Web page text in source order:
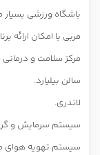
باشگاه ورزشی
مربی با امکان ارائه
مرکز سلامت و
سالن بیلیارد.
لاندری.
سیستم سرمایش و
سیستم تهویه هوای